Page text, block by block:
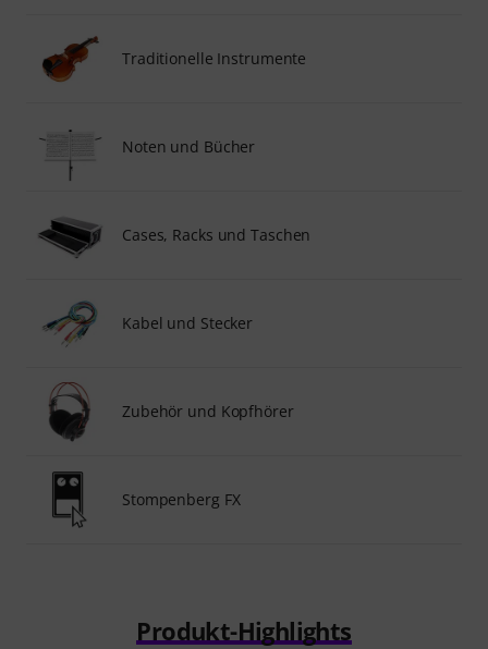
Traditionelle Instrumente
Noten und Bücher
Cases, Racks und Taschen
Kabel und Stecker
Zubehör und Kopfhörer
Stompenberg FX
Produkt-Highlights